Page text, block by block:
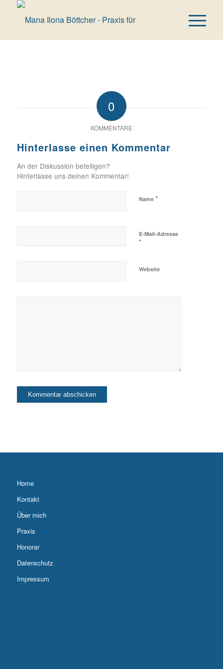
0
KOMMENTARE
Hinterlasse einen Kommentar
An der Diskussion beteiligen?
Hinterlasse uns deinen Kommentar!
Name *
E-Mail-Adresse
*
Website
Home
Kontakt
Über mich
Praxis
Honorar
Datenschutz
Impressum